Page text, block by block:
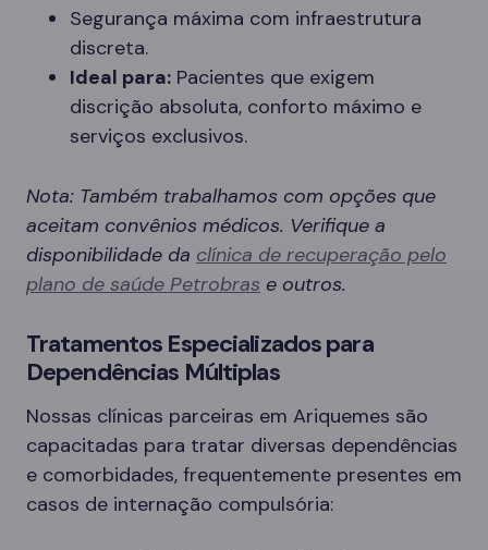
Segurança máxima com infraestrutura
discreta.
Ideal para: Pacientes que exigem
discrição absoluta, conforto máximo e
serviços exclusivos.
Nota: Também trabalhamos com opções que
aceitam convênios médicos. Verifique a
disponibilidade da clínica de recuperação pelo
plano de saúde Petrobras e outros.
Tratamentos Especializados para
Dependências Múltiplas
Nossas clínicas parceiras em Ariquemes são
capacitadas para tratar diversas dependências
e comorbidades, frequentemente presentes em
casos de internação compulsória: